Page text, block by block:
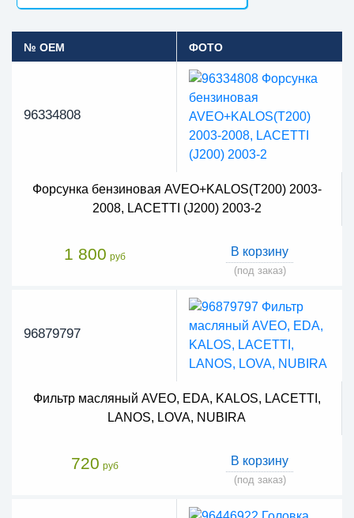
№ OEM ФОТО
96334808
Форсунка бензиновая AVEO+KALOS(T200) 2003-
2008, LACETTI (J200) 2003-2
1 800 руб В корзину
(под заказ)
96879797
Фильтр масляный AVEO, EDA, KALOS, LACETTI,
LANOS, LOVA, NUBIRA
720 руб В корзину
(под заказ)